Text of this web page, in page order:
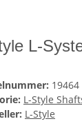
L-
19464
L-Style
L-Style